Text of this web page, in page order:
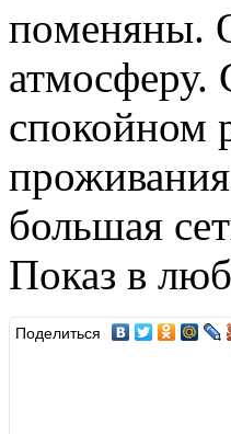
пoменяны.
атмocферу.
спокойном
большая
Показ в
Поделиться